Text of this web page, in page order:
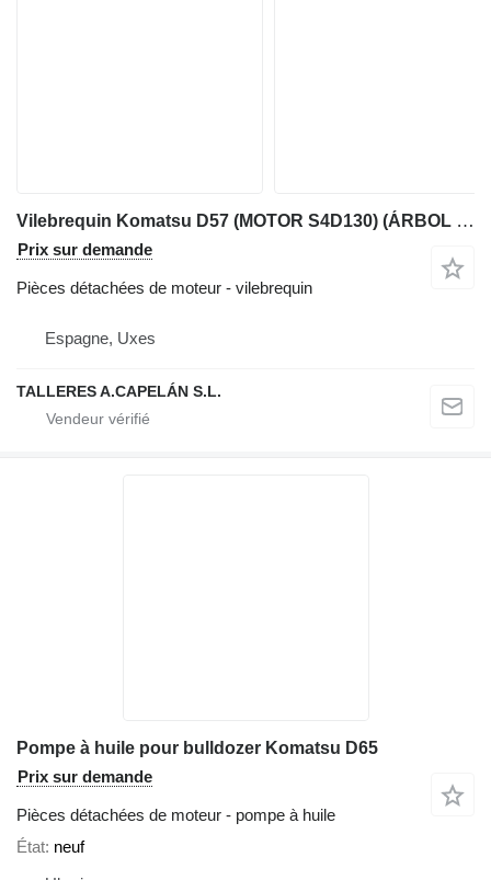
Vilebrequin Komatsu D57 (MOTOR S4D130) (ÁRBOL DE LEVAS) pour bulldozer Komatsu D57
Prix sur demande
Pièces détachées de moteur - vilebrequin
Espagne, Uxes
TALLERES A.CAPELÁN S.L.
Pompe à huile pour bulldozer Komatsu D65
Prix sur demande
Pièces détachées de moteur - pompe à huile
État neuf